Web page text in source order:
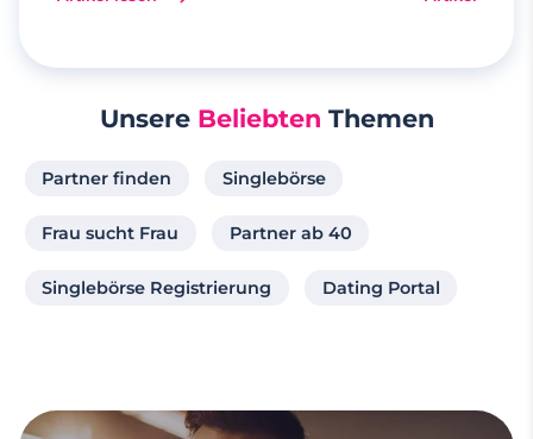
Unsere Beliebten Themen
Partner finden Singlebörse
Frau sucht Frau Partner ab 40
Singlebörse Registrierung Dating Portal